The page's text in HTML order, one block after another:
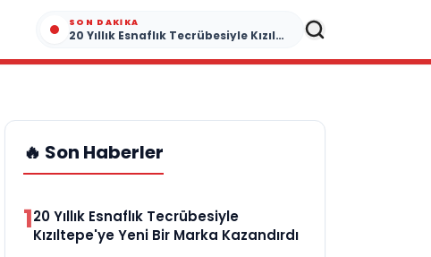
SON DAKIKA
20 Yıllık Esnaflık Tecrübesiyle Kızıltepe'ye Yeni Bir Marka Kazandırdı
🔥 Son Haberler
120 Yıllık Esnaflık Tecrübesiyle
Kızıltepe'ye Yeni Bir Marka Kazandırdı